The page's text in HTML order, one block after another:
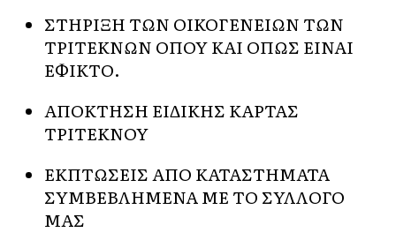
ΣΤΗΡΙΞΗ ΤΩΝ ΟΙΚΟΓΕΝΕΙΩΝ ΤΩΝ
ΤΡΙΤΕΚΝΩΝ ΟΠΟΥ ΚΑΙ ΟΠΩΣ ΕΙΝΑΙ
ΕΦΙΚΤΟ.
ΑΠΟΚΤΗΣΗ ΕΙΔΙΚΗΣ ΚΑΡΤΑΣ
ΤΡΙΤΕΚΝΟΥ
ΕΚΠΤΩΣΕΙΣ ΑΠΟ ΚΑΤΑΣΤΗΜΑΤΑ
ΣΥΜΒΕΒΛΗΜΕΝΑ ΜΕ ΤΟ ΣΥΛΛΟΓΟ
ΜΑΣ